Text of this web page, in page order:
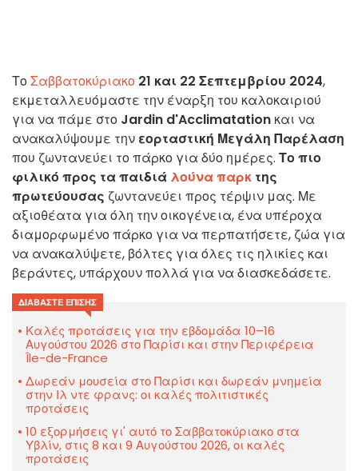
ΤοΣαββατοκύριακο 21 και 22 Σεπτεμβρίου 2024,
εκμεταλλευόμαστε την έναρξη του καλοκαιριού
για να πάμε στο Jardin d'Acclimatation και να
ανακαλύψουμε την εορταστική Μεγάλη Παρέλαση
που ζωντανεύει το πάρκο για δύο ημέρες. Το πιο
φιλικό προς τα παιδιά λούνα παρκ της
πρωτεύουσας ζωντανεύει προς τέρψιν μας. Με
αξιοθέατα για όλη την οικογένεια, ένα υπέροχα
διαμορφωμένο πάρκο για να περπατήσετε, ζώα για
να ανακαλύψετε, βόλτες για όλες τις ηλικίες και
βεράντες, υπάρχουν πολλά για να διασκεδάσετε.
ΔΙΑΒΆΣΤΕ ΕΠΊΣΗΣ
Καλές προτάσεις για την εβδομάδα 10–16
Αυγούστου 2026 στο Παρίσι και στην Περιφέρεια
Île-de-France
Δωρεάν μουσεία στο Παρίσι και δωρεάν μνημεία
στην Ιλ ντε φρανς: οι καλές πολιτιστικές
προτάσεις
10 εξορμήσεις γι' αυτό το Σαββατοκύριακο στα
Υβλίν, στις 8 και 9 Αυγούστου 2026, οι καλές
προτάσεις